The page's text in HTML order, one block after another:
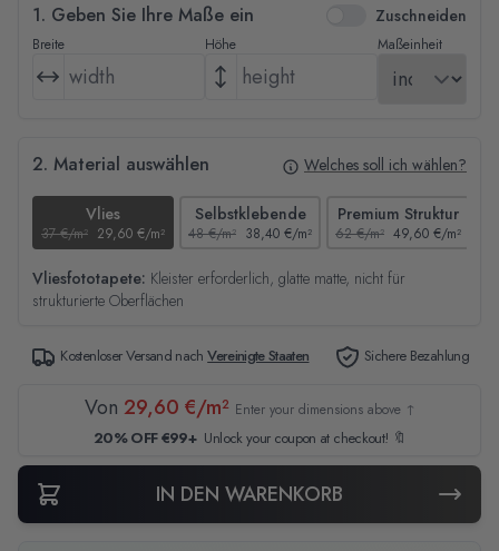
1. Geben Sie Ihre Maße ein Zuschneiden
Breite Höhe Maßeinheit
2. Material auswählen Welches soll ich wählen?
Vlies
37 €/m² 29,60 €/m²
Selbstklebende
48 €/m² 38,40 €/m²
Premium Struktur
62 €/m² 49,60 €/m²
Vliesfototapete: Kleister erforderlich, glatte matte, nicht für
strukturierte Oberflächen
Kostenloser Versand nachVereinigte Staaten Sichere Bezahlung
Von 29,60 €/m² Enter your dimensions above ↑
20% OFF €99+ Unlock your coupon at checkout! 🔖
IN DEN WARENKORB